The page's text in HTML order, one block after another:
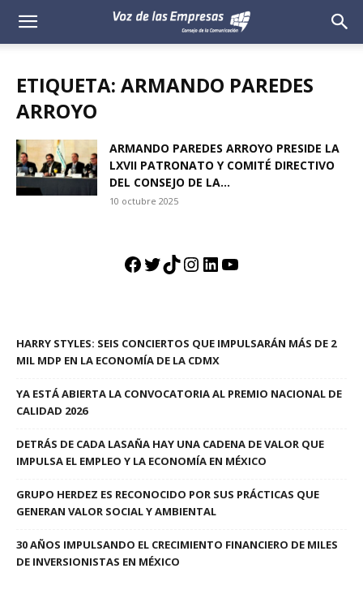
Voz
Empresas
ETIQUETA: ARMANDO PAREDES
ARROYO
ARMANDO PAREDES ARROYO PRESIDE LA
LXVII PATRONATO Y COMITÉ DIRECTIVO
DEL CONSEJO DE LA...
10 octubre 2025
Facebook
Twitter
TikTok
Instagram
LinkedIn
YouTube
HARRY STYLES: SEIS CONCIERTOS QUE IMPULSARÁN MÁS DE 2
MIL MDP EN LA ECONOMÍA DE LA CDMX
YA ESTÁ ABIERTA LA CONVOCATORIA AL PREMIO NACIONAL DE
CALIDAD 2026
DETRÁS DE CADA LASAÑA HAY UNA CADENA DE VALOR QUE
IMPULSA EL EMPLEO Y LA ECONOMÍA EN MÉXICO
GRUPO HERDEZ ES RECONOCIDO POR SUS PRÁCTICAS QUE
GENERAN VALOR SOCIAL Y AMBIENTAL
30 AÑOS IMPULSANDO EL CRECIMIENTO FINANCIERO DE MILES
DE INVERSIONISTAS EN MÉXICO